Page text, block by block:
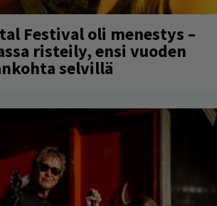
Festival oli menestys –
risteily, ensi vuoden
selvillä